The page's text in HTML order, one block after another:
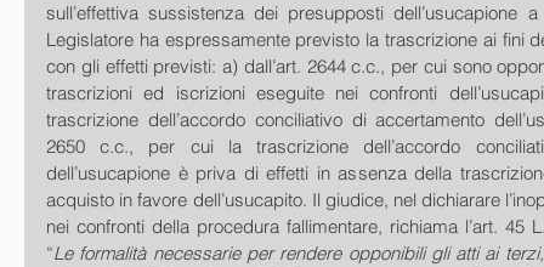
sull’effettiva sussistenza dei presupposti dell’usucapione
Legislatore ha espressamente previsto la trascrizione ai fini
con gli effetti previsti: a) dall’art. 2644 c.c., per cui sono
trascrizioni ed iscrizioni eseguite nei confronti
trascrizione dell’accordo conciliativo di accertamento
2650 c.c., per cui la trascrizione dell’accordo
dell’usucapione è priva di effetti in assenza della
acquisto in favore dell’usucapito. Il giudice, nel dichiarare
nei confronti della procedura fallimentare, richiama l’art. 45
“Le formalità necessarie per rendere opponibili gli atti ai